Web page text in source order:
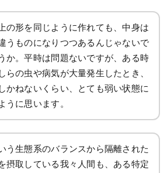
の形を同じように作れても、中身は
うものになりつつあるんじゃないで
か。平時は問題ないですが、ある時
らの虫や病気が大量発生したとき、
かねないくらい、とても弱い状態に
うに思います。
う生態系のバランスから隔離された
摂取している我々人間も、ある特定